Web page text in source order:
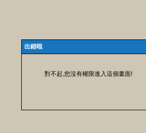
出錯啦
對不起,您沒有權限進入這個畫面!